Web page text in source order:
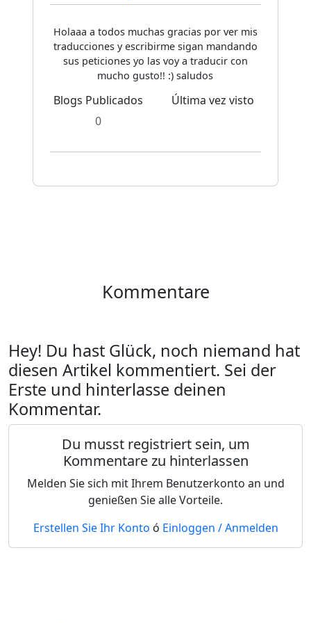
Holaaa a todos muchas gracias por ver mis
traducciones y escribirme sigan mandando
sus peticiones yo las voy a traducir con
mucho gusto!! :) saludos
Blogs Publicados
0
Última vez visto
Kommentare
Hey! Du hast Glück, noch niemand hat
diesen Artikel kommentiert. Sei der
Erste und hinterlasse deinen
Kommentar.
Du musst registriert sein, um
Kommentare zu hinterlassen
Melden Sie sich mit Ihrem Benutzerkonto an und
genießen Sie alle Vorteile.
Erstellen Sie Ihr Konto ó Einloggen / Anmelden